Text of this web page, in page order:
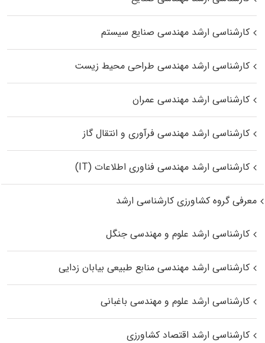
کارشناسی ارشد مهندسی صنایع سیستم
کارشناسی ارشد مهندسی طراحی محیط زیست
کارشناسی ارشد مهندسی عمران
کارشناسی ارشد مهندسی فرآوری و انتقال گاز
کارشناسی ارشد مهندسی فناوری اطلاعات (IT)
معرفی گروه کشاورزی کارشناسی ارشد
کارشناسی ارشد علوم و مهندسی جنگل
کارشناسی ارشد مهندسی منابع طبیعی بیابان زدایی
کارشناسی ارشد علوم و مهندسی باغبانی
کارشناسی ارشد اقتصاد کشاورزی